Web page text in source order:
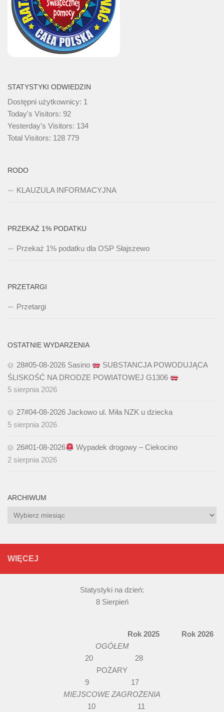
STATYSTYKI ODWIEDZIN
Dostępni użytkownicy: 1
Today's Visitors: 92
Yesterday's Visitors: 134
Total Visitors: 128 779
RODO
KLAUZULA INFORMACYJNA
PRZEKAŻ 1% PODATKU
Przekaż 1% podatku dla OSP Słajszewo
PRZETARGI
Przetargi
OSTATNIE WYDARZENIA
28#05-08-2026 Sasino
SUBSTANCJA POWODUJĄCA
ŚLISKOŚĆ NA DRODZE POWIATOWEJ G1306
5 sierpnia 2026
27#04-08-2026 Jackowo ul. Miła NZK u dziecka
5 sierpnia 2026
26#01-08-2026
Wypadek drogowy – Ciekocino
2 sierpnia 2026
ARCHIWUM
Archiwum
WIĘCEJ
Statystyki na dzień:
8 Sierpień
Rok 2025 Rok 2026
OGÓŁEM
20 28
POŻARY
9 17
MIEJSCOWE ZAGROŻENIA
10 11